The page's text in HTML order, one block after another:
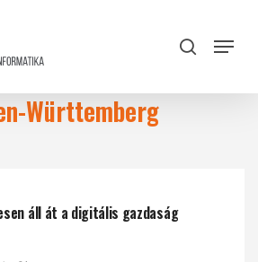
search
Menu
Württemberg
áll át a digitális gazdaság
Close